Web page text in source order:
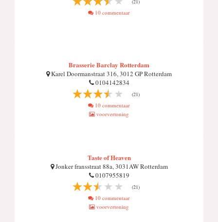
(21)
10 commentaar
Brasserie Barclay Rotterdam
Karel Doormanstraat 316, 3012 GP Rotterdam
0104142834
(21)
10 commentaar
voorvertoning
Taste of Heaven
Jonker fransstraat 88a, 3031AW Rotterdam
0107955819
(21)
10 commentaar
voorvertoning